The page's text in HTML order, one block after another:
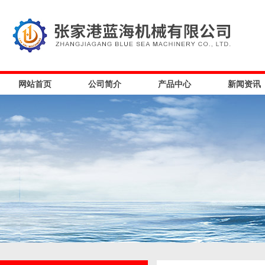
网站首页 公司简介 产品中心 新闻资讯